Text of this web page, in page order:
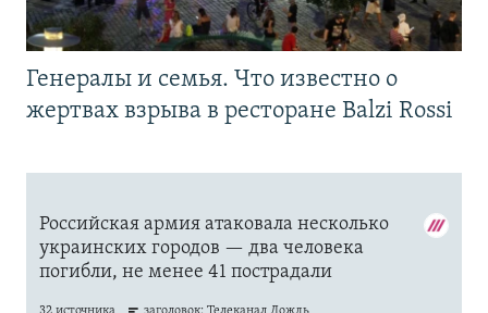
Генералы и семья. Что известно о
жертвах взрыва в ресторане Balzi Rossi